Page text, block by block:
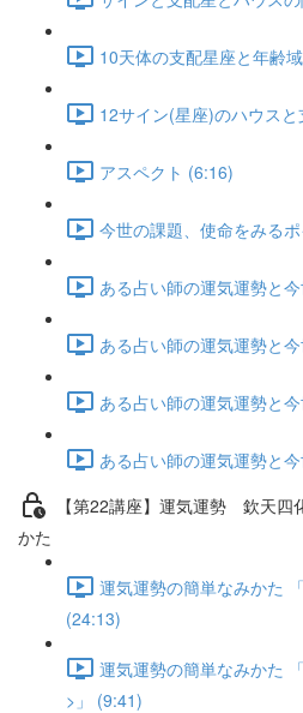
10天体の支配星座と年齢
12サイン(星座)のハウス
アスペクト (6:16)
今世の課題、使命をみる
ある占い師の運気運勢と
ある占い師の運気運勢と
ある占い師の運気運勢と
ある占い師の運気運勢と
【第22講座】運気運勢 欽天四
かた
運気運勢の簡単なみかた
(24:13)
運気運勢の簡単なみかた
>」 (9:41)